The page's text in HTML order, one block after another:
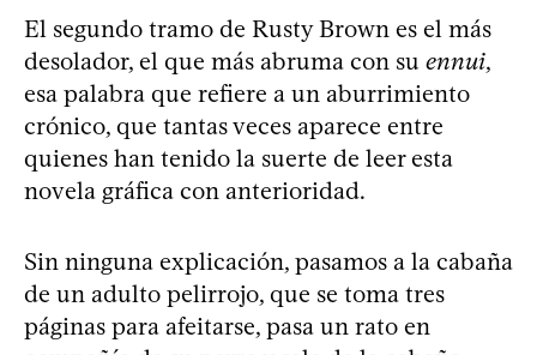
El segundo tramo de Rusty Brown es el más
desolador, el que más abruma con su ennui,
esa palabra que refiere a un aburrimiento
crónico, que tantas veces aparece entre
quienes han tenido la suerte de leer esta
novela gráfica con anterioridad.
Sin ninguna explicación, pasamos a la cabaña
de un adulto pelirrojo, que se toma tres
páginas para afeitarse, pasa un rato en